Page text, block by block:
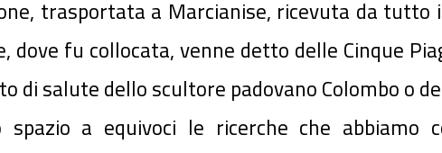
trasportata a Marcianise, ri­cevuta da tutto
dove fu collocata, venne detto delle Cinque
di salute dello scultore padovano Colombo o
a equivoci le ricerche che abbiamo